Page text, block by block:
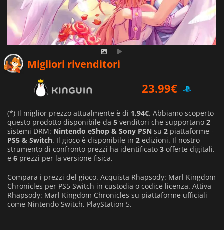
Migliori rivenditori
23.99€
1.94€
52.06€
(*) Il miglior prezzo attualmente è di 1.94€. Abbiamo scoperto
questo prodotto disponibile da 5 venditori che supportano 2
sistemi DRM: Nintendo eShop & Sony PSN su 2 piattaforme -
PS5 & Switch. Il gioco è disponibile in 2 edizioni. Il nostro
strumento di confronto prezzi ha identificato 3 offerte digitali.
e 6 prezzi per la versione fisica.
Compara i prezzi del gioco. Acquista Rhapsody: Marl Kingdom
Chronicles per PS5 Switch in custodia o codice licenza. Attiva
Rhapsody: Marl Kingdom Chronicles su piattaforme ufficiali
come Nintendo Switch, PlayStation 5.